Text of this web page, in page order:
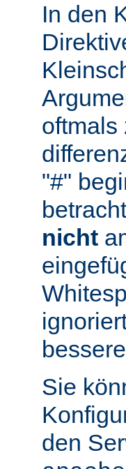
In den
oftmals
"#"
nicht
Sie
den